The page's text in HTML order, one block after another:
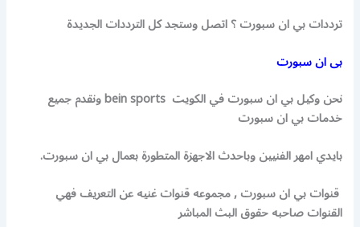
ترددات بي ان سبورت ؟ اتصل وستجد كل الترددات الجديدة
بى ان سبورت
نحن وكيل بي ان سبورت في الكويت bein sports ونقدم جميع
خدمات بي ان سبورت
بايدي امهر الفنيين وباحدث الاجهزة المتطورة بعمال بي ان سبورت.
قنوات بي ان سبورت , مجموعه قنوات غنيه عن التعريف فهي
القنوات صاحبه حقوق البث المباشر